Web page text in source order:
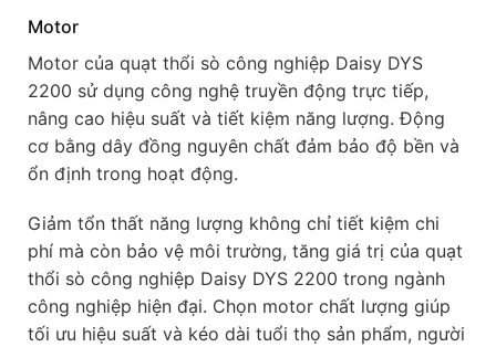
Motor
Motor của quạt thổi sò công nghiệp Daisy DYS
2200 sử dụng công nghệ truyền động trực tiếp,
nâng cao hiệu suất và tiết kiệm năng lượng. Động
cơ bằng dây đồng nguyên chất đảm bảo độ bền và
ổn định trong hoạt động.
Giảm tổn thất năng lượng không chỉ tiết kiệm chi
phí mà còn bảo vệ môi trường, tăng giá trị của quạt
thổi sò công nghiệp Daisy DYS 2200 trong ngành
công nghiệp hiện đại. Chọn motor chất lượng giúp
tối ưu hiệu suất và kéo dài tuổi thọ sản phẩm, người